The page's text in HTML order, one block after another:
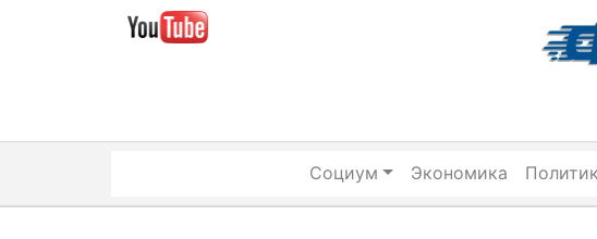
Социум Экономика